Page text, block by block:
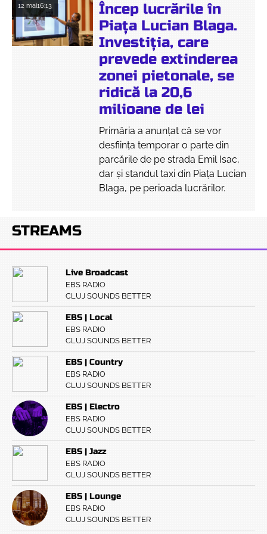
12 mai16:13
Încep lucrările în
Piața Lucian Blaga.
Investiția, care
prevede extinderea
zonei pietonale, se
ridică la 20,6
milioane de lei
Primăria a anunțat că se vor
desființa temporar o parte din
parcările de pe strada Emil Isac,
dar și standul taxi din Piața Lucian
Blaga, pe perioada lucrărilor.
STREAMS
Live Broadcast
EBS RADIO
CLUJ SOUNDS BETTER
EBS | Local
EBS RADIO
CLUJ SOUNDS BETTER
EBS | Country
EBS RADIO
CLUJ SOUNDS BETTER
EBS | Electro
EBS RADIO
CLUJ SOUNDS BETTER
EBS | Jazz
EBS RADIO
CLUJ SOUNDS BETTER
EBS | Lounge
EBS RADIO
CLUJ SOUNDS BETTER